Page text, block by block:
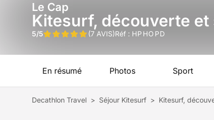
Le Cap
Kitesurf, découverte et
5/5 (7 AVIS)Réf : HPHOPD
En résumé Photos Sport
Decathlon Travel > Séjour Kitesurf > Kitesurf,